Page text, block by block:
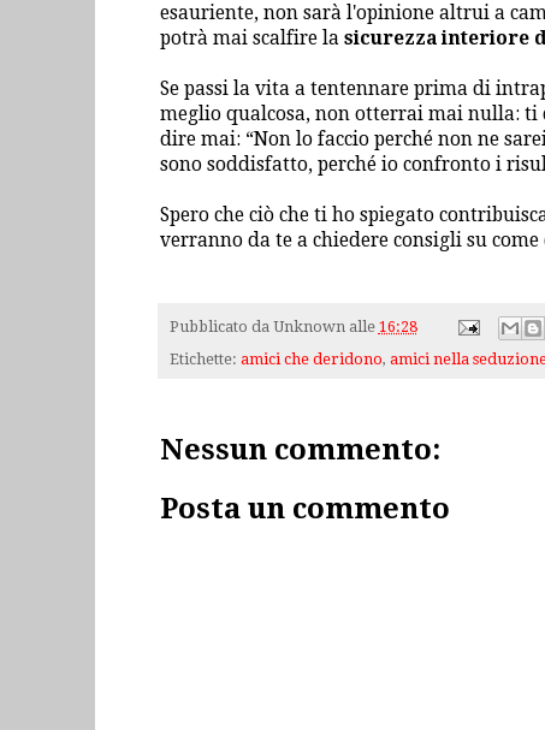
esauriente, non sarà l'opinione altrui a
potrà mai scalfire la sicurezza interiore
Se passi la vita a tentennare prima di
meglio qualcosa, non otterrai mai nulla: ti
dire mai: “Non lo faccio perché non ne
sono soddisfatto, perché io confronto i
Spero che ciò che ti ho spiegato
verranno da te a chiedere consigli su
Pubblicato da Unknown alle 16:28
Etichette: amici che deridono, amici nella
Nessun commento:
Posta un commento